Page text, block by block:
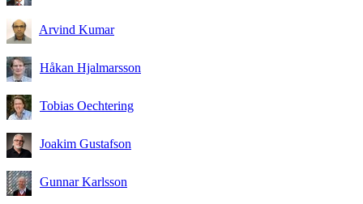
Arvind Kumar
Håkan Hjalmarsson
Tobias Oechtering
Joakim Gustafson
Gunnar Karlsson